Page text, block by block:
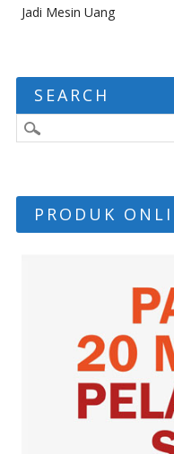
Jadi Mesin Uang
SEARCH
PRODUK